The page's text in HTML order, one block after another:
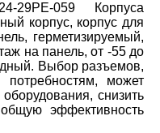
29PE-059 Корпуса
корпус, корпус для
герметизируемый,
на панель, от -55 до
Выбор разъемов,
потребностям, может
снизить
эффективность